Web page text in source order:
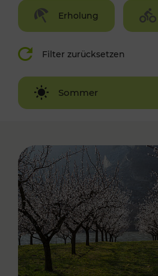
Erholung
Filter zurücksetzen
Sommer
Winter